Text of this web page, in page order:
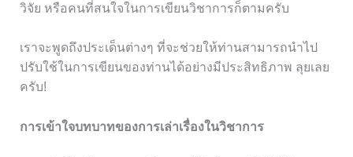
วิจัย หรือคนที่สนใจในการเขียนวิชาการก็ตามครับ
เราจะพูดถึงประเด็นต่างๆ ที่จะช่วยให้ท่านสามารถนำไป
ปรับใช้ในการเขียนของท่านได้อย่างมีประสิทธิภาพ ลุยเลย
ครับ!
การเข้าใจบทบาทของการเล่าเรื่องในวิชาการ